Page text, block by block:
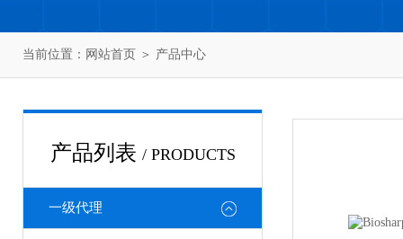
当前位置： 网站首页 ＞ 产品中心
产品列表 / PRODUCTS
一级代理